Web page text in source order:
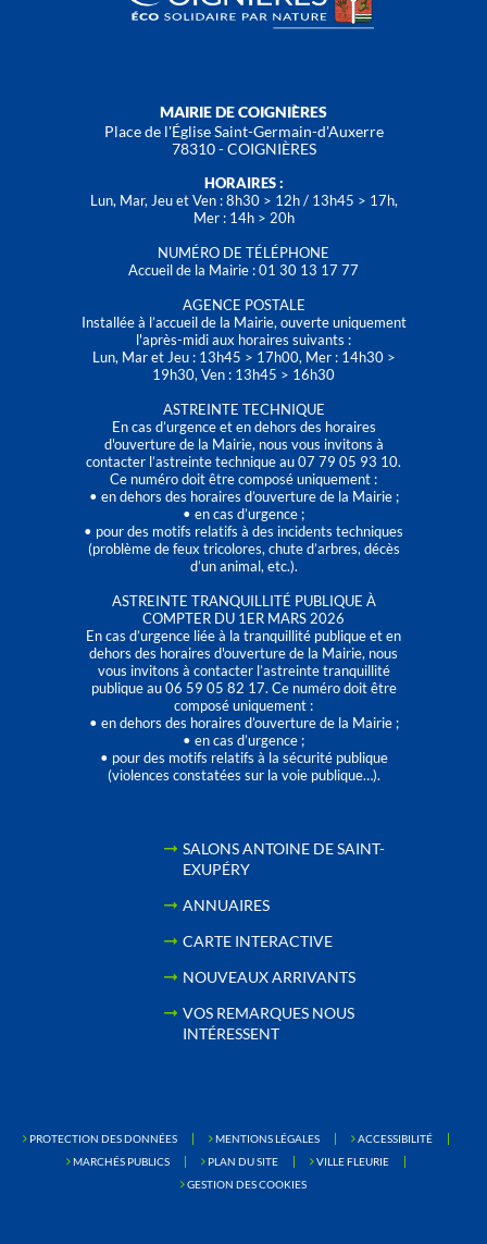
MAIRIE DE COIGNIÈRES
Place de l'Église Saint-Germain-d'Auxerre
78310 - COIGNIÈRES
HORAIRES :
Lun, Mar, Jeu et Ven : 8h30 > 12h / 13h45 > 17h,
Mer : 14h > 20h
NUMÉRO DE TÉLÉPHONE
Accueil de la Mairie : 01 30 13 17 77
AGENCE POSTALE
Installée à l’accueil de la Mairie, ouverte uniquement
l'après-midi aux horaires suivants :
Lun, Mar et Jeu : 13h45 > 17h00, Mer : 14h30 >
19h30, Ven : 13h45 > 16h30
ASTREINTE TECHNIQUE
En cas d’urgence et en dehors des horaires
d'ouverture de la Mairie, nous vous invitons à
contacter l’astreinte technique au 07 79 05 93 10.
Ce numéro doit être composé uniquement :
• en dehors des horaires d’ouverture de la Mairie ;
• en cas d’urgence ;
• pour des motifs relatifs à des incidents techniques
(problème de feux tricolores, chute d’arbres, décès
d’un animal, etc.).
ASTREINTE TRANQUILLITÉ PUBLIQUE À
COMPTER DU 1ER MARS 2026
En cas d’urgence liée à la tranquillité publique et en
dehors des horaires d'ouverture de la Mairie, nous
vous invitons à contacter l’astreinte tranquillité
publique au 06 59 05 82 17. Ce numéro doit être
composé uniquement :
• en dehors des horaires d’ouverture de la Mairie ;
• en cas d’urgence ;
• pour des motifs relatifs à la sécurité publique
(violences constatées sur la voie publique…).
SALONS ANTOINE DE SAINT-
EXUPÉRY
ANNUAIRES
CARTE INTERACTIVE
NOUVEAUX ARRIVANTS
VOS REMARQUES NOUS
INTÉRESSENT
PROTECTION DES DONNÉES MENTIONS LÉGALES
ACCESSIBILITÉ
MARCHÉS PUBLICS
PLAN DU SITE
VILLE FLEURIE
GESTION DES COOKIES